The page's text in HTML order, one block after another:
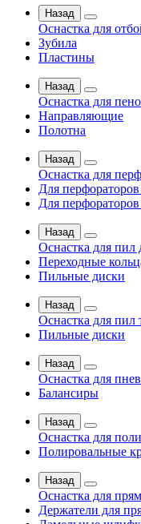
Назад
Оснастка для
Зубила
Пластины
Назад
Оснастка для
Направляющие
Полотна
Назад
Оснастка для
Для перфораторов
Для перфораторов
Назад
Оснастка для пил
Переходные
Пильные диски
Назад
Оснастка для пил
Пильные диски
Назад
Оснастка для
Балансиры
Назад
Оснастка для
Полировальные
Назад
Оснастка для
Держатели для